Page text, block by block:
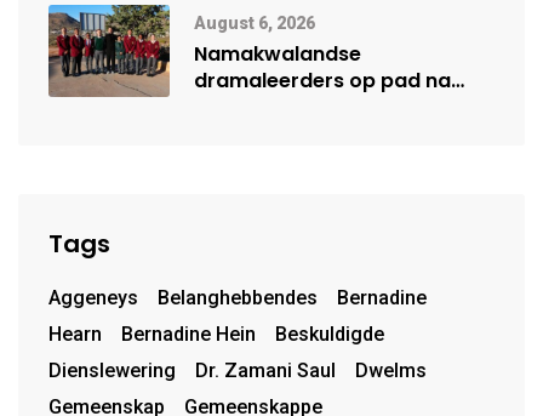
August 6, 2026
Namakwalandse
dramaleerders op pad na
Tags
Aggeneys Belanghebbendes
Bernadine
Hearn
Bernadine Hein
Beskuldigde
Dienslewering
Dr. Zamani Saul
Dwelms
Gemeenskap
Gemeenskappe